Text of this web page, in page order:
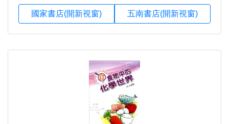
國家書店(開新視窗) 五南書店(開新視窗)